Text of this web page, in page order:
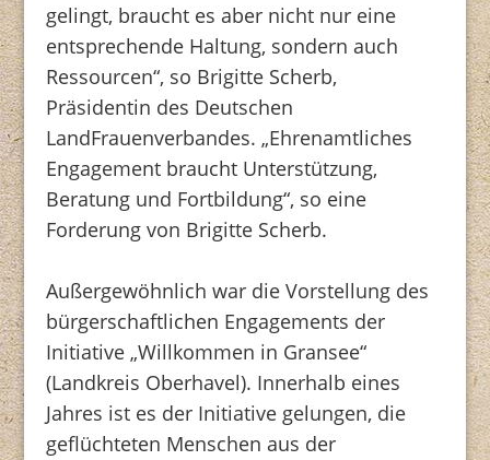
gelingt, braucht es aber nicht nur eine
entsprechende Haltung, sondern auch
Ressourcen“, so Brigitte Scherb,
Präsidentin des Deutschen
LandFrauenverbandes. „Ehrenamtliches
Engagement braucht Unterstützung,
Beratung und Fortbildung“, so eine
Forderung von Brigitte Scherb.
Außergewöhnlich war die Vorstellung des
bürgerschaftlichen Engagements der
Initiative „Willkommen in Gransee“
(Landkreis Oberhavel). Innerhalb eines
Jahres ist es der Initiative gelungen, die
geflüchteten Menschen aus der